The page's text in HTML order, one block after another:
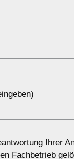
Ihrer
Fachbetrieb